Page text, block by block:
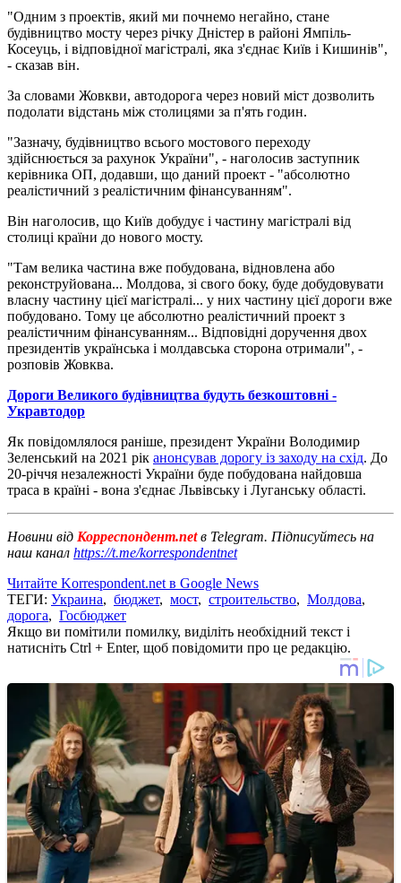
"Одним з проектів, який ми почнемо негайно, стане
будівництво мосту через річку Дністер в районі Ямпіль-
Косеуць, і відповідної магістралі, яка з'єднає Київ і Кишинів",
- сказав він.
За словами Жовкви, автодорога через новий міст дозволить
подолати відстань між столицями за п'ять годин.
"Зазначу, будівництво всього мостового переходу
здійснюється за рахунок України", - наголосив заступник
керівника ОП, додавши, що даний проект - "абсолютно
реалістичний з реалістичним фінансуванням".
Він наголосив, що Київ добудує і частину магістралі від
столиці країни до нового мосту.
"Там велика частина вже побудована, відновлена ​​або
реконструйована... Молдова, зі свого боку, буде добудовувати
власну частину цієї магістралі... у них частину цієї дороги вже
побудовано. Тому це абсолютно реалістичний проект з
реалістичним фінансуванням... Відповідні доручення двох
президентів українська і молдавська сторона отримали", -
розповів Жовква.
Дороги Великого будівництва будуть безкоштовні -
Укравтодор
Як повідомлялося раніше, президент України Володимир
Зеленський на 2021 рік анонсував дорогу із заходу на схід. До
20-річчя незалежності України буде побудована найдовша
траса в країні - вона з'єднає Львівську і Луганську області.
Новини від Корреспондент.netв Telegram. Підписуйтесь на
наш канал https://t.me/korrespondentnet
Читайте Korrespondent.net в Google News
ТЕГИ: Украина, бюджет, мост, строительство, Молдова,
дорога, Госбюджет
Якщо ви помітили помилку, виділіть необхідний текст і
натисніть Ctrl + Enter, щоб повідомити про це редакцію.